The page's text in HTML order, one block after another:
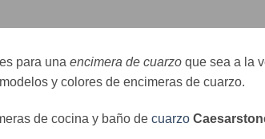
para una encimera de cuarzo que sea a la
y colores de encimeras de cuarzo.
de cocina y baño de cuarzo